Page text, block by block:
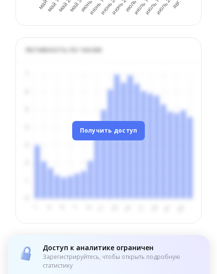
Активность по часам
Получить доступ
Доступ к аналитике ограничен
Зарегистрируйтесь, чтобы открыть подробную
статистику